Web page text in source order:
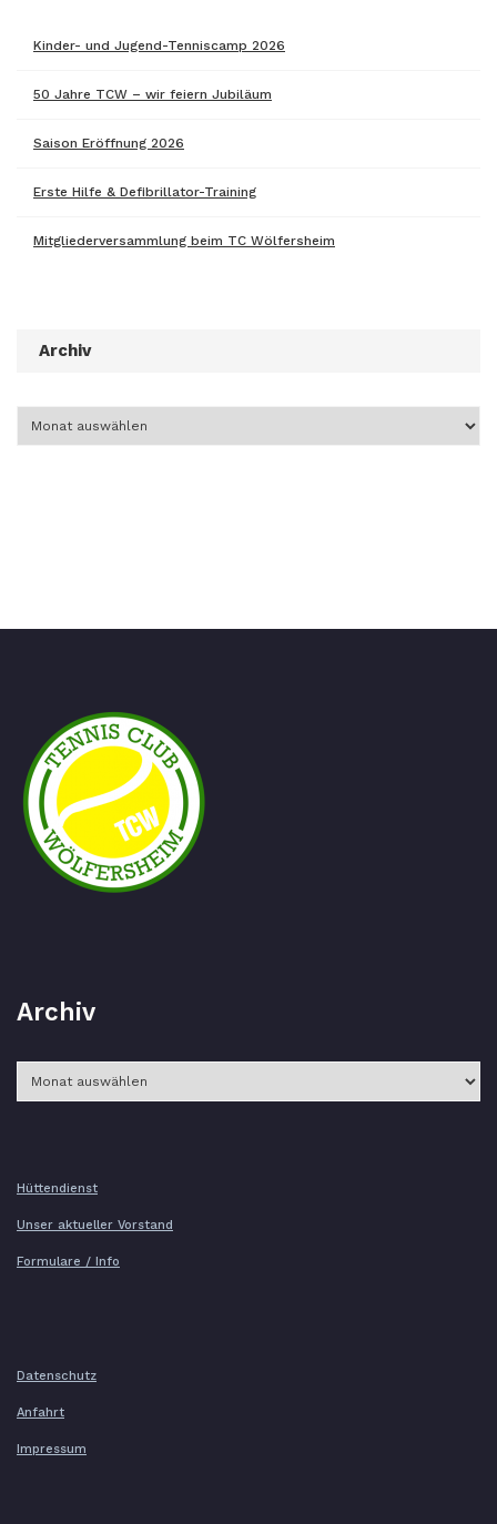
Kinder- und Jugend-Tenniscamp 2026
50 Jahre TCW – wir feiern Jubiläum
Saison Eröffnung 2026
Erste Hilfe & Defibrillator-Training
Mitgliederversammlung beim TC Wölfersheim
Archiv
Archiv
Hüttendienst
Unser aktueller Vorstand
Formulare / Info
Datenschutz
Anfahrt
Impressum